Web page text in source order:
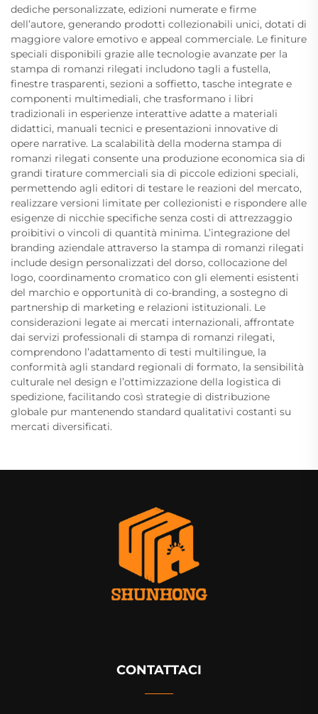
dediche personalizzate, edizioni numerate e firme
dell’autore, generando prodotti collezionabili unici, dotati di
maggiore valore emotivo e appeal commerciale. Le finiture
speciali disponibili grazie alle tecnologie avanzate per la
stampa di romanzi rilegati includono tagli a fustella,
finestre trasparenti, sezioni a soffietto, tasche integrate e
componenti multimediali, che trasformano i libri
tradizionali in esperienze interattive adatte a materiali
didattici, manuali tecnici e presentazioni innovative di
opere narrative. La scalabilità della moderna stampa di
romanzi rilegati consente una produzione economica sia di
grandi tirature commerciali sia di piccole edizioni speciali,
permettendo agli editori di testare le reazioni del mercato,
realizzare versioni limitate per collezionisti e rispondere alle
esigenze di nicchie specifiche senza costi di attrezzaggio
proibitivi o vincoli di quantità minima. L’integrazione del
branding aziendale attraverso la stampa di romanzi rilegati
include design personalizzati del dorso, collocazione del
logo, coordinamento cromatico con gli elementi esistenti
del marchio e opportunità di co-branding, a sostegno di
partnership di marketing e relazioni istituzionali. Le
considerazioni legate ai mercati internazionali, affrontate
dai servizi professionali di stampa di romanzi rilegati,
comprendono l’adattamento di testi multilingue, la
conformità agli standard regionali di formato, la sensibilità
culturale nel design e l’ottimizzazione della logistica di
spedizione, facilitando così strategie di distribuzione
globale pur mantenendo standard qualitativi costanti su
mercati diversificati.
CONTATTACI